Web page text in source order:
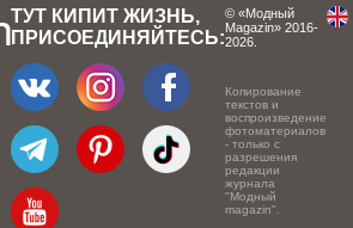
ТУТ КИПИТ ЖИЗНЬ,
ПРИСОЕДИНЯЙТЕСЬ:
© «Модный
Magazin» 2016-
2026.
Копирование
текстов и
воспроизведение
фотоматериалов
- только с
разрешения
редакции
журнала
"Модный
magazin".